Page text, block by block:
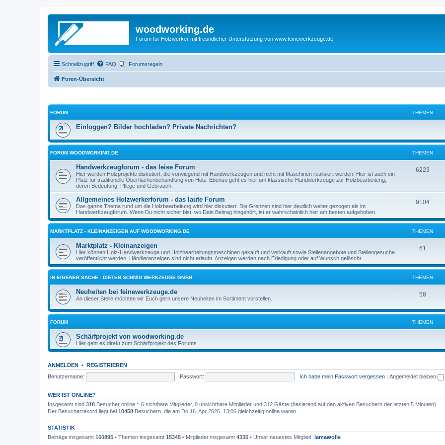
woodworking.de
Forum für Holzwerker mit freundlicher Unterstützung von www.feinewerkzeuge.de
Schnellzugriff FAQ Forumsregeln
Foren-Übersicht
FORUM THEMEN
Einloggen? Bilder hochladen? Private Nachrichten?
FORUM WOODWORKING.DE THEMEN
Handwerkzeugforum - das leise Forum
Hier werden Holzprojekte diskutiert, die vorwiegend mit Handwerkzeugen und nicht mit Maschinen realisiert werden. Hier ist auch ein
Platz für traditionelle Oberflächenbehandlung von Holz. Ebenso geht es hier um klassische Handwerkzeuge zur Holzbearbeiteng,
deren Bedeutung, Pflege und Gebrauch.
6223
e
n
Allgemeines Holzwerkerforum - das laute Forum
Das ganze Thema rund um die Holzbearbeitung wird hier diskutiert. Die Grenzen sind hier deutlich weiter gezogen als im
Handwerkzeugforum. Wenn Du nicht sicher bist, wo Dein Beitrag hingehört, ist er wahrscheinlich hier am besten aufgehoben.
9104T
m
n
MARKTPLATZ - KLEINANZEIGEN AUF WOODWORKING.DE THEMEN
Marktplatz - Kleinanzeigen
Hier können Holz-Handwerkzeuge und Holzbearbeitungsmaschinen gekauft und verkauft sowie Stellenangebote und Stellengesuche
veröffentlicht werden. Händleranzeigen sind nicht erlaubt. Anzeigen werden nach Erledigung oder auf Wunsch gelöscht.
61
m
n
IN EIGENER SACHE - DIETER SCHMID WERKZEUGE GMBH THEMEN
Neuheiten bei feinewerkzeuge.de
An dieser Stelle möchten wir Euch gern unsere Neuheiten im Sortiment vorstellen.
58
e
FORUM THEMEN
Schärfprojekt von woodworking.de
Hier geht es direkt zum Schärfprojekt des Forums
ANMELDEN • REGISTRIEREN
Benutzername:
Passwort: Ich habe mein Passwort vergessen | Angemeldet bleiben
WER IST ONLINE?
Insgesamt sind 318 Besucher online :: 6 sichtbare Mitglieder, 0 unsichtbare Mitglieder und 312 Gäste (basierend auf den aktiven Besuchern der letzten 5 Minuten)
Der Besucherrekord liegt bei 10458 Besuchern, die am Do 16. Apr 2026, 13:06 gleichzeitig online waren.
STATISTIK
Beiträge insgesamt 160895 • Themen insgesamt 15345 • Mitglieder insgesamt 4335 • Unser neuestes Mitglied: lamawolle